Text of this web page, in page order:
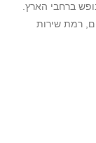
ברחבי הארץ.
רמת שירות